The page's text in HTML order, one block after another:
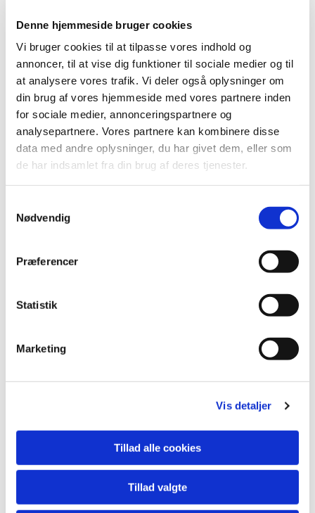
Denne hjemmeside bruger cookies
Vi bruger cookies til at tilpasse vores indhold og
annoncer, til at vise dig funktioner til sociale medier og til
at analysere vores trafik. Vi deler også oplysninger om
din brug af vores hjemmeside med vores partnere inden
for sociale medier, annonceringspartnere og
analysepartnere. Vores partnere kan kombinere disse
data med andre oplysninger, du har givet dem, eller som
de har indsamlet fra din brug af deres tjenester.
Nødvendig
Præferencer
Statistik
Marketing
Vis detaljer
Tillad alle cookies
Tillad valgte
Du vil måske også kunne lide...